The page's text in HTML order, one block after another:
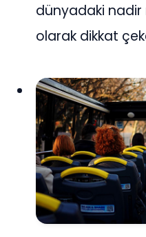
dünyadaki nadir
olarak dikkat